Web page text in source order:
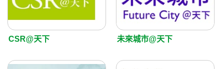
CSR@天下 未來城市@天下